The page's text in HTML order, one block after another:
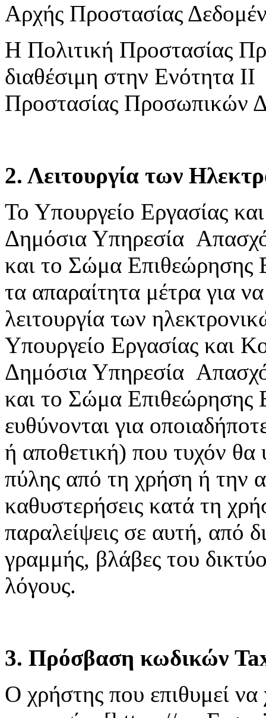
Αρχής Προστασίας
Η Πολιτική Προστασίας
διαθέσιμη στην Ενότητα
Προστασίας Προσωπικών
2. Λειτουργία των
Το Υπουργείο Εργασίας
Δημόσια Υπηρεσία
και το Σώμα
τα απαραίτητα μέτρα για
λειτουργία των
Υπουργείο Εργασίας και
Δημόσια Υπηρεσία
και το Σώμα Επιθεώρησης
ευθύνονται για
ή αποθετική) που τυχόν θα
πύλης από τη χρήση ή την
καθυστερήσεις κατά τη
παραλείψεις σε αυτή, από
γραμμής, βλάβες του
λόγους.
3. Πρόσβαση κωδικών
Ο χρήστης που επιθυμεί να